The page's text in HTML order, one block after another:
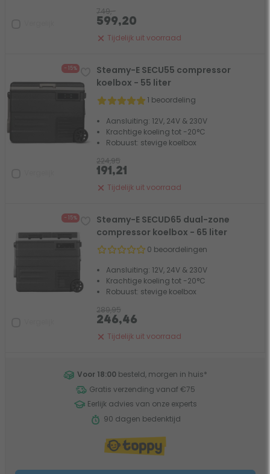
Tijdelijk uit voorraad
749,-
599,20
- 15%
Steamy-E SECU55 compressor
koelbox - 55 liter
1 beoordeling
Aansluiting: 12V, 24V & 230V
Krachtige koeling tot -20°C
Robuust: stevige koelbox
Tijdelijk uit voorraad
224,95
191,21
- 15%
Steamy-E SECUD65 dual-zone
compressor koelbox - 65 liter
0 beoordelingen
Aansluiting: 12V, 24V & 230V
Krachtige koeling tot -20°C
Robuust: stevige koelbox
Tijdelijk uit voorraad
289,95
246,46
Voor 18:00 besteld, morgen in huis*
Gratis verzending vanaf €75
Eerlijk advies van onze experts
90 dagen bedenktijd